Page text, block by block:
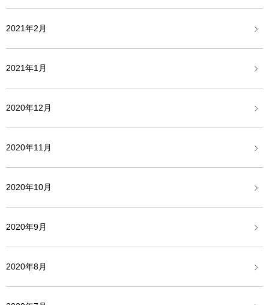
2021年2月
2021年1月
2020年12月
2020年11月
2020年10月
2020年9月
2020年8月